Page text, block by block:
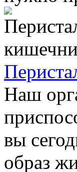
Наш
вы
образ